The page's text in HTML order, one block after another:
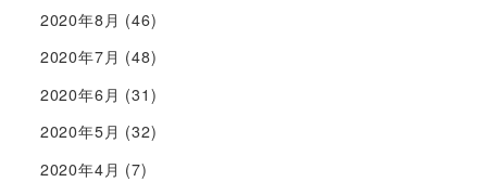
2020年8月 (46)
2020年7月 (48)
2020年6月 (31)
2020年5月 (32)
2020年4月 (7)